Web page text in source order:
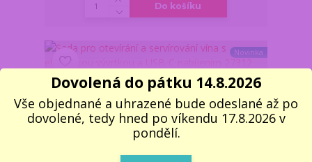
Do košíku
Novinka
Dovolená do pátku 14.8.2026
Vše objednané a uhrazené bude odeslané až po
dovolené, tedy hned po víkendu 17.8.2026 v
pondělí.